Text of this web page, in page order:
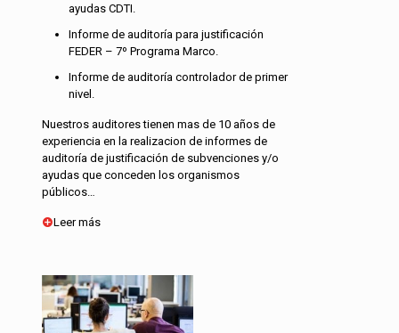
ayudas CDTI.
Informe de auditoría para justificación
FEDER – 7º Programa Marco.
Informe de auditoría controlador de primer
nivel.
Nuestros auditores tienen mas de 10 años de
experiencia en la realizacion de informes de
auditoría de justificación de subvenciones y/o
ayudas que conceden los organismos
públicos…
Leer más